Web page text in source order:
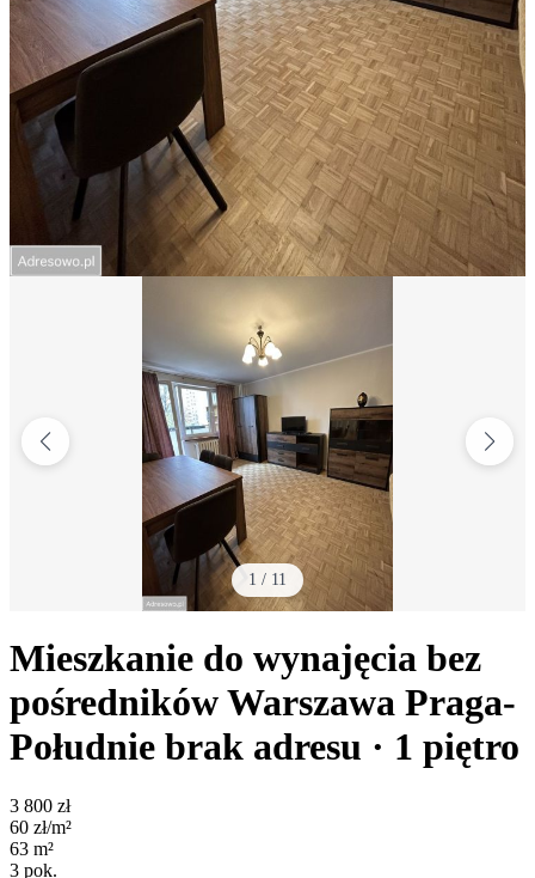
1 / 11
Mieszkanie do wynajęcia bez
pośrednikówWarszawa Praga-
Południe brak adresu · 1 piętro
3 800 zł
60 zł/m²
63 m²
3 pok.